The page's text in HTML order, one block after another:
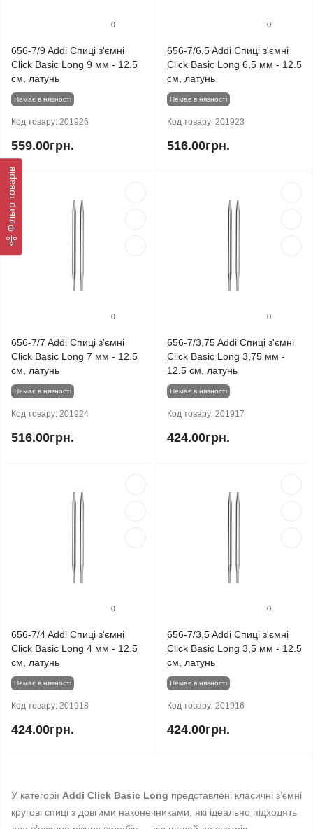
Фільтр товарів
0
656-7/9 Addi Спиці з'ємні
Click Basic Long 9 мм - 12.5
см, латунь
Немає в нявності
Код товару: 201926
559.00грн.
0
656-7/6,5 Addi Спиці з'ємні
Click Basic Long 6,5 мм - 12.5
см, латунь
Немає в нявності
Код товару: 201923
516.00грн.
0
656-7/7 Addi Спиці з'ємні
Click Basic Long 7 мм - 12.5
см, латунь
Немає в нявності
Код товару: 201924
516.00грн.
0
656-7/3,75 Addi Спиці з'ємні
Click Basic Long 3,75 мм -
12.5 см, латунь
Немає в нявності
Код товару: 201917
424.00грн.
0
656-7/4 Addi Спиці з'ємні
Click Basic Long 4 мм - 12.5
см, латунь
Немає в нявності
Код товару: 201918
424.00грн.
0
656-7/3,5 Addi Спиці з'ємні
Click Basic Long 3,5 мм - 12.5
см, латунь
Немає в нявності
Код товару: 201916
424.00грн.
У категорії Addi Click Basic Long представлені класичні з’ємні
кругові спиці з довгими наконечниками, які ідеально підходять